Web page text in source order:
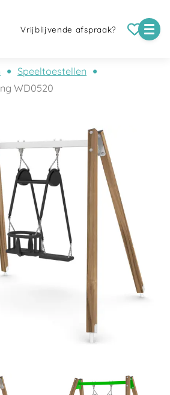
Vrijblijvende afspraak?
Speeltoestellen
WD0520